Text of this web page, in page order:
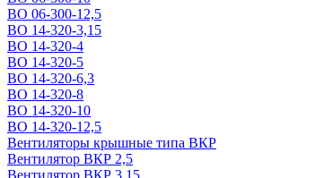
ВО 06-300-12,5
ВО 14-320-3,15
ВО 14-320-4
ВО 14-320-5
ВО 14-320-6,3
ВО 14-320-8
ВО 14-320-10
ВО 14-320-12,5
Вентиляторы крышные типа ВКР
Вентилятор ВКР 2,5
Вентилятор ВКР 3,15